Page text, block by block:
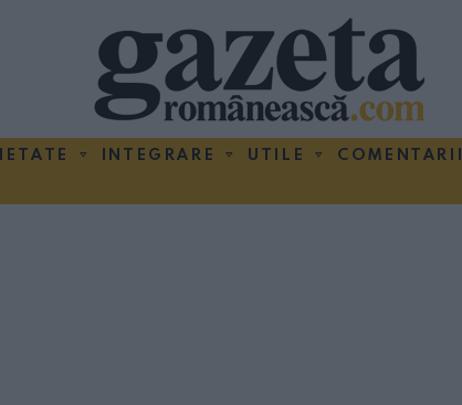
INTEGRARE UTILE COMENTARII